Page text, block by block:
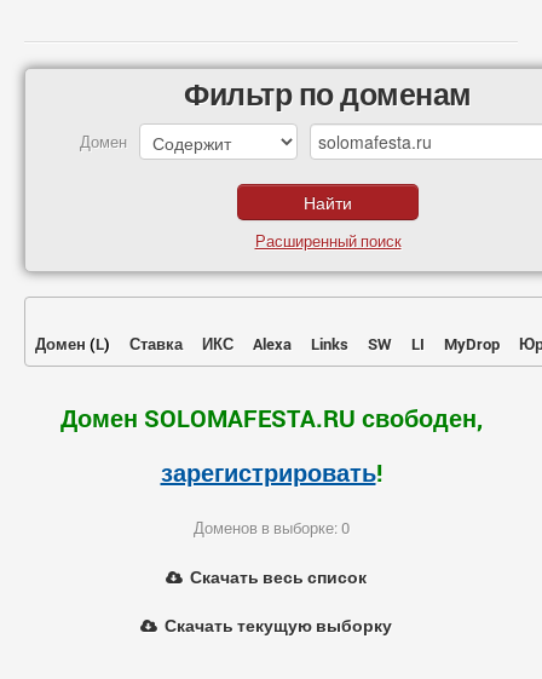
Фильтр по доменам
Домен
Расширенный поиск
Домен (L) Ставка ИКС Alexa Links SW LI MyDrop
Домен SOLOMAFESTA.RU свободен,
зарегистрировать!
Доменов в выборке: 0
Скачать весь список
Скачать текущую выборку